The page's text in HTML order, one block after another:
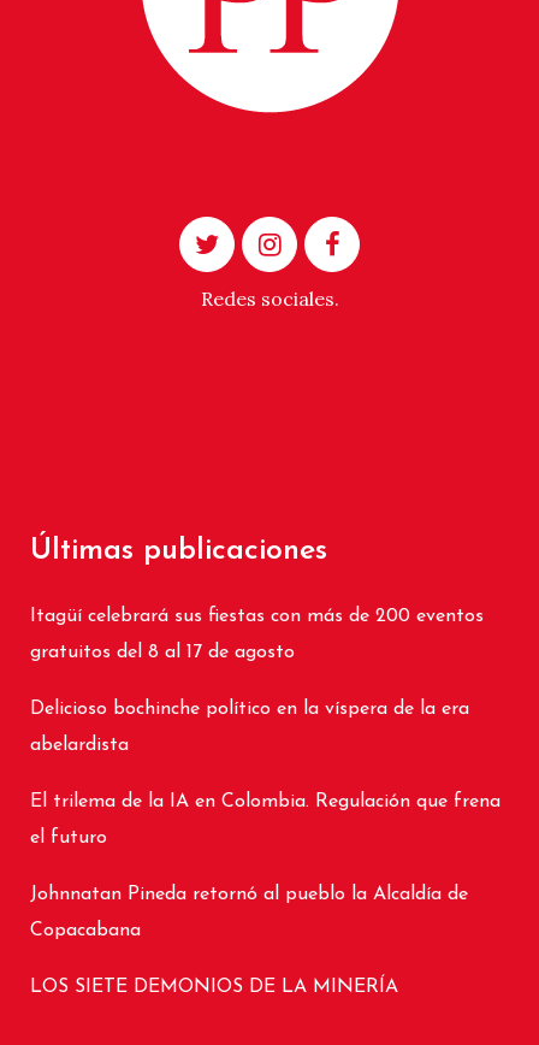
Redes sociales.
Últimas publicaciones
Itagüí celebrará sus fiestas con más de 200 eventos
gratuitos del 8 al 17 de agosto
Delicioso bochinche político en la víspera de la era
abelardista
El trilema de la IA en Colombia. Regulación que frena
el futuro
Johnnatan Pineda retornó al pueblo la Alcaldía de
Copacabana
LOS SIETE DEMONIOS DE LA MINERÍA